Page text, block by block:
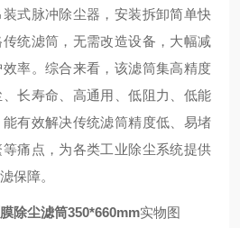
式脉冲除尘器，安装拆卸简单快
统滤筒，无需改造设备，大幅减
率。综合来看，该滤筒集高精度
长寿命、高通用、低阻力、低能
有效解决传统滤筒精度低、易堵
痛点，为各类工业除尘系统提供
保障。
除尘滤筒350*660mm实物图